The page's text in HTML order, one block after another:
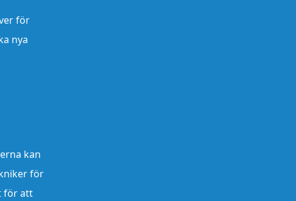
för
nya
kan
för
för att